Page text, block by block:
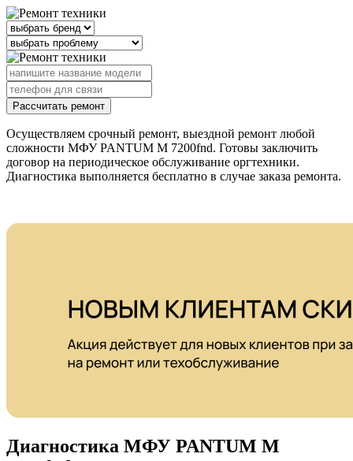
Рассчитать ремонт
Осуществляем срочный ремонт, выездной ремонт любой
сложности МФУ PANTUM M 7200fnd. Готовы заключить
договор на периодическое обслуживание оргтехники.
Диагностика выполняется бесплатно в случае заказа ремонта.
Диагностика МФУ PANTUM M